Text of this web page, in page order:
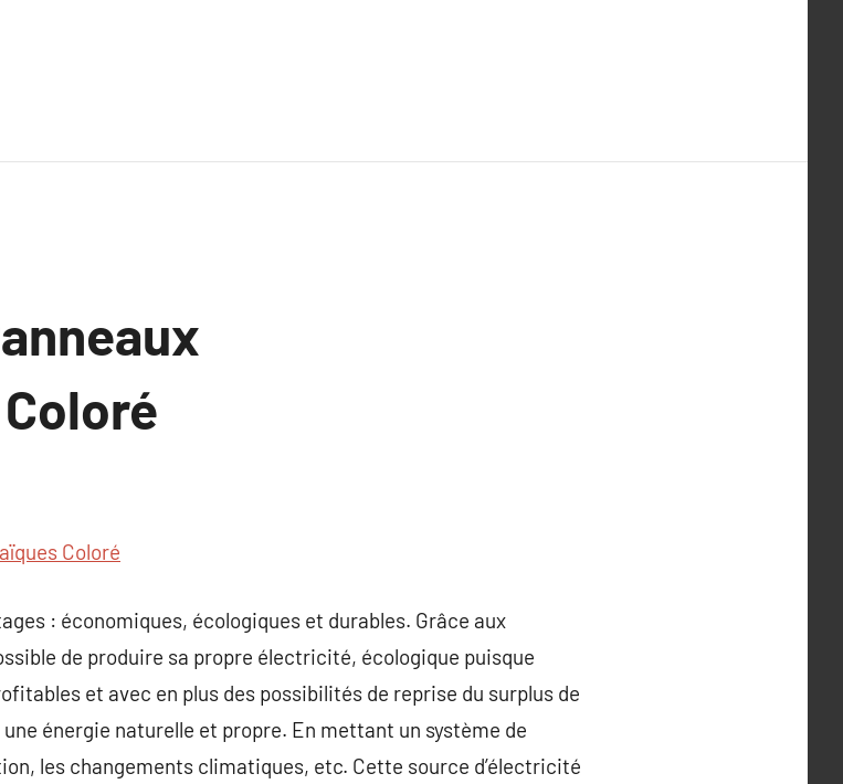
Coloré
: économiques, écologiques et durables. Grâce aux
de produire sa propre électricité, écologique puisque
et avec en plus des possibilités de reprise du surplus de
énergie naturelle et propre. En mettant un système de
les changements climatiques, etc. Cette source d’électricité